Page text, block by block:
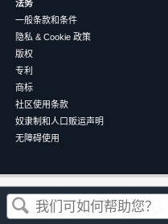
这篇文章对您有帮助吗？
法务
一般条款和条件
隐私 & Cookie 政策
版权
专利
商标
社区使用条款
奴隶制和人口贩运声明
无障碍使用
©2026NetApp 中文（简体）
Cookie 政策
Cookie 设置